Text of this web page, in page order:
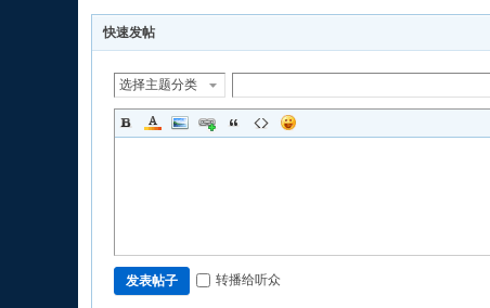
快速发帖
选择主题分类
发表帖子 转播给听众